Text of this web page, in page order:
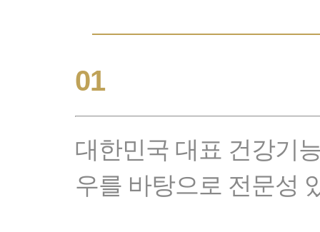
01
대한민국 대표 건강기
우를 바탕으로 전문성